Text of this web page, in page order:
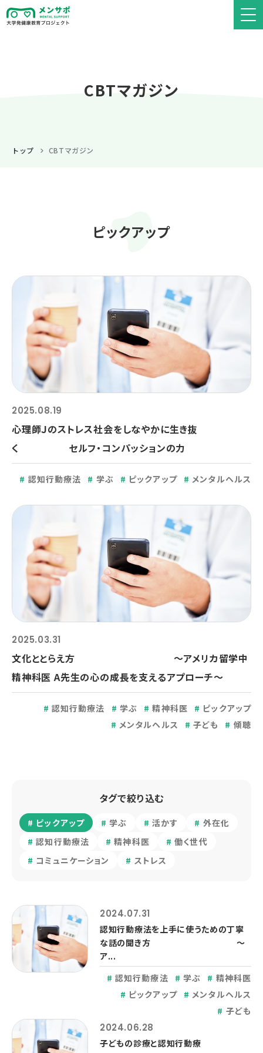
CBTマガジン
トップ CBTマガジン
ピックアップ
2025.08.19
心理師Ｊのストレス社会をしなやかに生き抜
く セルフ・コンパッションの力
認知行動療法 学ぶ ピックアップ メンタルヘルス
2025.03.31
文化ととらえ方 ～アメリカ留学中
精神科医 A先生の心の成長を支えるアプローチ～
認知行動療法 学ぶ 精神科医
ピックアップ
メンタルヘルス
子ども 傾聴
タグで絞り込む
ピックアップ 学ぶ 活かす
外在化
認知行動療法
精神科医
働く世代
コミュニケーション
ストレス
2024.07.31
認知行動療法を上手に使うための丁寧
な話の聞き方 ～
ア...
認知行動療法
学ぶ
精神科医
ピックアップ
メンタルヘルス
子ども
2024.06.28
子どもの診療と認知行動療